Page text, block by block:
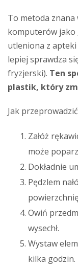
To metoda
komputerów jako
utleniona z apteki
lepiej sprawdza
fryzjerski). Ten
plastik, który
Jak
Załóż
może
Dokładnie
Pędzlem
Owiń
wysechł.
Wystaw
kilka godzin.